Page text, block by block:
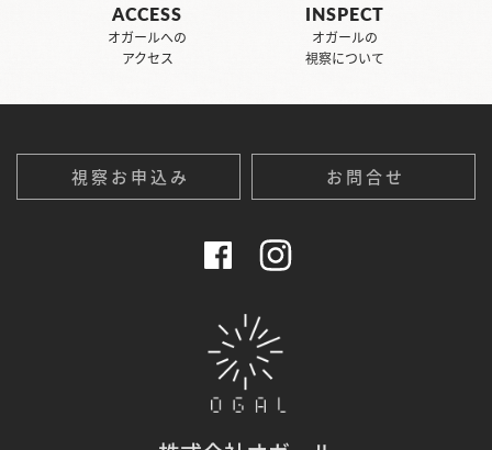
ACCESS
オガールへの
アクセス
INSPECT
オガールの
視察について
視察お申込み お問合せ
k 公
式ペ
ージ
m 公
式ペ
ージ